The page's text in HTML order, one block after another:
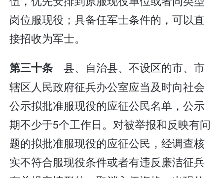
岗位服现役；具备任军士条件的，可以直
接招收为军士。
第三十条 县、自治县、不设区的市、市
辖区人民政府征兵办公室应当及时向社会
公示拟批准服现役的应征公民名单，公示
期不少于5个工作日。对被举报和反映有问
题的拟批准服现役的应征公民，经调查核
实不符合服现役条件或者有违反廉洁征兵